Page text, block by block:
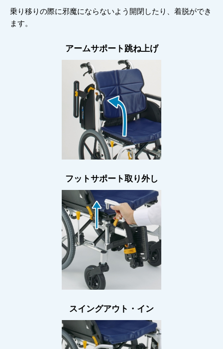
乗り移りの際に邪魔にならないよう開閉したり、着脱ができ
ます。
アームサポート跳ね上げ
フットサポート取り外し
スイングアウト・イン